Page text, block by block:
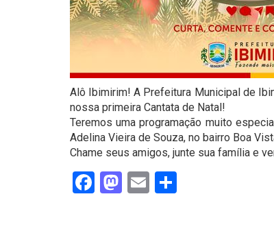
Alô Ibimirim! A Prefeitura Municipal de
nossa primeira Cantata de Natal!
Teremos uma programação muito
Adelina Vieira de Souza, no bairro Boa
Chame seus amigos, junte sua família e
Facebook
Mastodon
Email